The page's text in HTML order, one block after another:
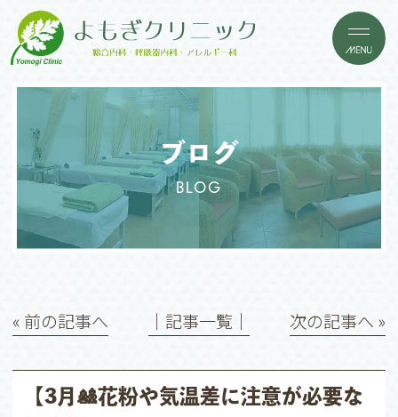
ブログ
BLOG
« 前の記事へ │記事一覧│ 次の記事へ »
【3月🎎花粉や気温差に注意が必要な